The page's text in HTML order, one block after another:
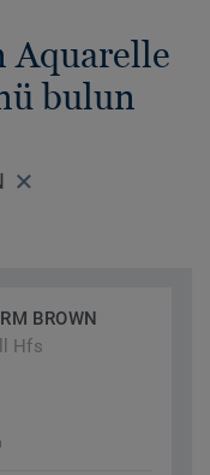
Aquarelle
bulun
BROWN
Hfs